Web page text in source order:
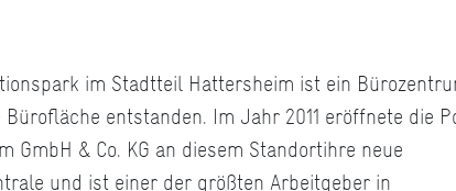
im Stadtteil Hattersheim ist ein
Bürofläche entstanden. Im Jahr 2011 eröffnete die
GmbH & Co. KG an diesem Standortihre neue
und ist einer der größten Arbeitgeber in